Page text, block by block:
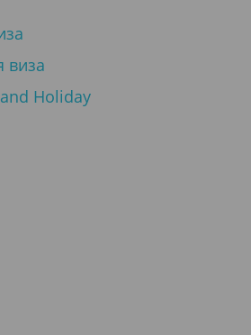
виза
Holiday